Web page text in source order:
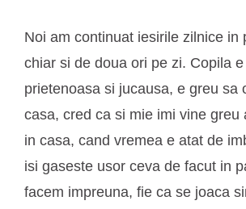
Noi am continuat iesirile zilnice in
chiar si de doua ori pe zi. Copila
prietenoasa si jucausa, e greu sa
casa, cred ca si mie imi vine greu
in casa, cand vremea e atat de
isi gaseste usor ceva de facut in
facem impreuna, fie ca se joaca